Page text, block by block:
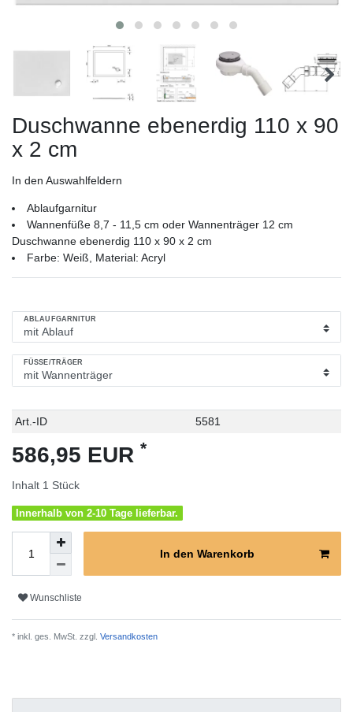
Duschwanne ebenerdig 110 x 90
x 2 cm
In den Auswahlfeldern
Ablaufgarnitur
Wannenfüße 8,7 - 11,5 cm oder Wannenträger 12 cm
Duschwanne ebenerdig 110 x 90 x 2 cm
Farbe: Weiß, Material: Acryl
ABLAUFGARNITUR
FÜSSE/TRÄGER
Technisches
Wert
Art.-ID 5581
586,95 EUR *
Inhalt 1 Stück
Innerhalb von 2-10 Tage lieferbar.
In den Warenkorb
Wunschliste
* inkl. ges. MwSt. zzgl. Versandkosten